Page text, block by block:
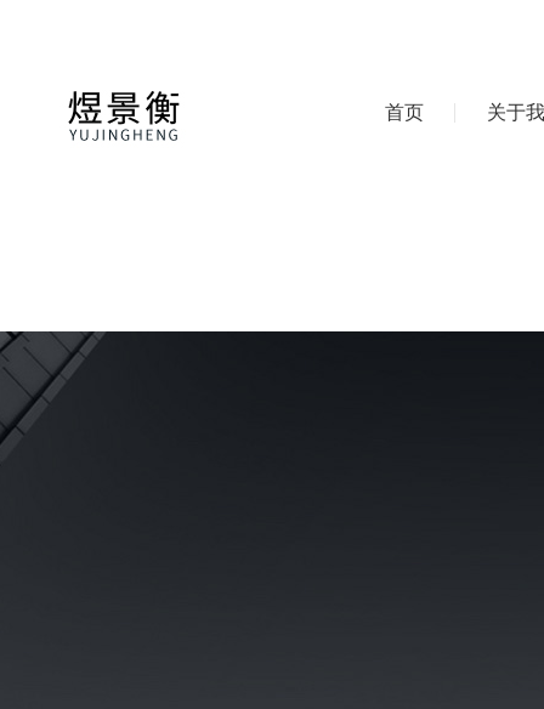
首页 关于